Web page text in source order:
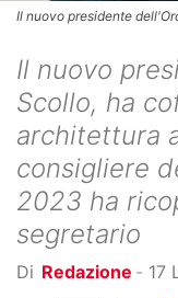
Il nuovo presidente
Il nuovo
Scollo, ha
architettura
consigliere
2023 ha
segretario
Di Redazione - 17